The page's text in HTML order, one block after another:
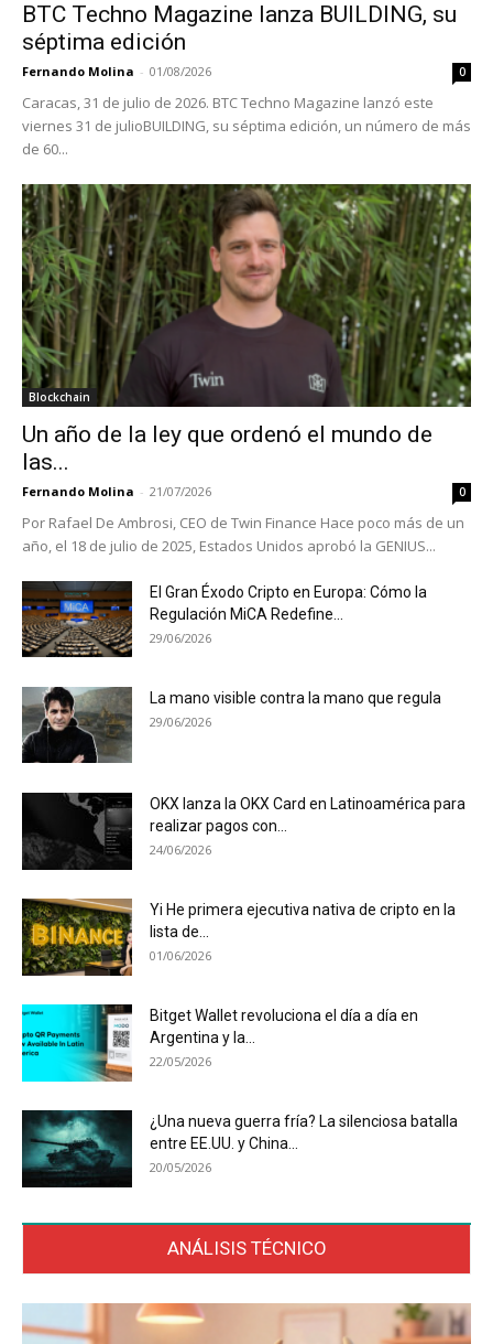
BTC Techno Magazine lanza BUILDING, su
séptima edición
Fernando Molina - 01/08/2026 0
Caracas, 31 de julio de 2026. BTC Techno Magazine lanzó este
viernes 31 de julioBUILDING, su séptima edición, un número de más
de 60...
Blockchain
Un año de la ley que ordenó el mundo de
las...
Fernando Molina - 21/07/2026 0
Por Rafael De Ambrosi, CEO de Twin Finance Hace poco más de un
año, el 18 de julio de 2025, Estados Unidos aprobó la GENIUS...
El Gran Éxodo Cripto en Europa: Cómo la
Regulación MiCA Redefine...
29/06/2026
La mano visible contra la mano que regula
29/06/2026
OKX lanza la OKX Card en Latinoamérica para
realizar pagos con...
24/06/2026
Yi He primera ejecutiva nativa de cripto en la
lista de...
01/06/2026
Bitget Wallet revoluciona el día a día en
Argentina y la...
22/05/2026
¿Una nueva guerra fría? La silenciosa batalla
entre EE.UU. y China...
20/05/2026
ANÁLISIS TÉCNICO